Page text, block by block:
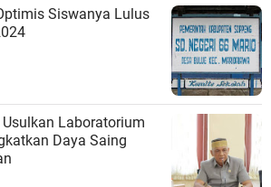
Siswanya Lulus
Usulkan Laboratorium
Daya Saing